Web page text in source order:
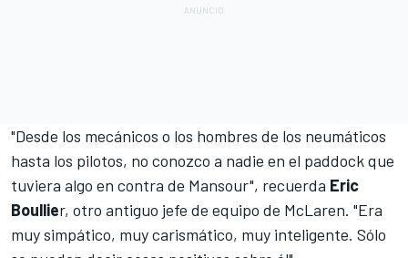
"Desde los mecánicos o los hombres de los neumáticos
hasta los pilotos, no conozco a nadie en el paddock que
tuviera algo en contra de Mansour", recuerda Eric
Boullier, otro antiguo jefe de equipo de McLaren. "Era
muy simpático, muy carismático, muy inteligente. Sólo